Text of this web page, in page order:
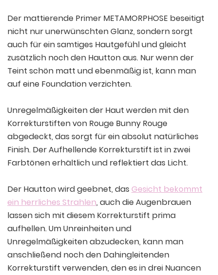
Der mattierende Primer METAMORPHOSE beseitigt
nicht nur unerwünschten Glanz, sondern sorgt
auch für ein samtiges Hautgefühl und gleicht
zusätzlich noch den Hautton aus. Nur wenn der
Teint schön matt und ebenmäßig ist, kann man
auf eine Foundation verzichten.
Unregelmäßigkeiten der Haut werden mit den
Korrekturstiften von Rouge Bunny Rouge
abgedeckt, das sorgt für ein absolut natürliches
Finish. Der Aufhellende Korrekturstift ist in zwei
Farbtönen erhältlich und reflektiert das Licht.
Der Hautton wird geebnet, das Gesicht bekommt
ein herrliches Strahlen, auch die Augenbrauen
lassen sich mit diesem Korrekturstift prima
aufhellen. Um Unreinheiten und
Unregelmäßigkeiten abzudecken, kann man
anschließend noch den Dahingleitenden
Korrekturstift verwenden, den es in drei Nuancen